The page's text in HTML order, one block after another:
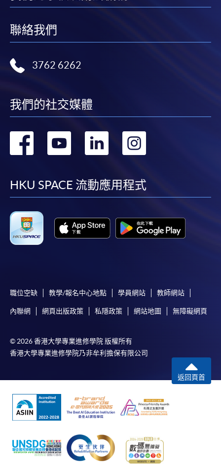
親身報名/郵遞
報讀新課程
凡以「先到先得」為取錄方式的課程，請填妥
SF26報名表，親往
下載報名表SF26
表可向報名中心或有關課程負責人索取。填妥申請
表格後，請連同報名費/學費以及所需證明文件親
報讀同一學歷頒授課程內其他單元
課程負責人會為學員送上「註冊及學費通知」
有關繳費詳情，請參閱 付款方法。如對報名程序有任
何疑問，請詳閱個別課程資料，或聯絡有關課程負責
課程/科目報名注意事項:
JavaScript程式瀏覽器的電腦上進行。建議選用
Google Chrome瀏覽器。
聯絡我們
3762 6262
我們的社交媒體
轉
facebook
轉
youtube
轉
linkedin
轉
HKU SPACE 流動應用程式
職位空缺 教學/報名中心地點 學員網站 教師網站
內聯網 網頁出版政策 私隱政策 網站地圖 無障礙網頁
© 2026 香港大學專業進修學院 版權所有
香港大學專業進修學院乃非牟利擔保有限公司
返回頁首